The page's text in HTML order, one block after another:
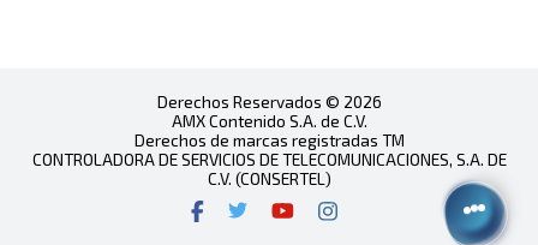
Derechos Reservados © 2026
AMX Contenido S.A. de C.V.
Derechos de marcas registradas TM
CONTROLADORA DE SERVICIOS DE TELECOMUNICACIONES, S.A. DE
C.V. (CONSERTEL)